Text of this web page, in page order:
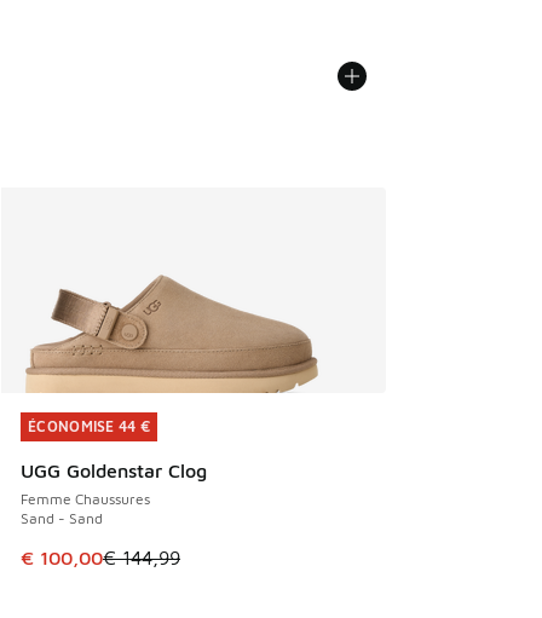
ÉCONOMISE 44 €
UGG Goldenstar Clog
Femme Chaussures
Sand - Sand
Cet article est en promotion. Prix en baisse de € 144,99 à
€ 100,00€ 144,99
ÉCONOMISE 44 €